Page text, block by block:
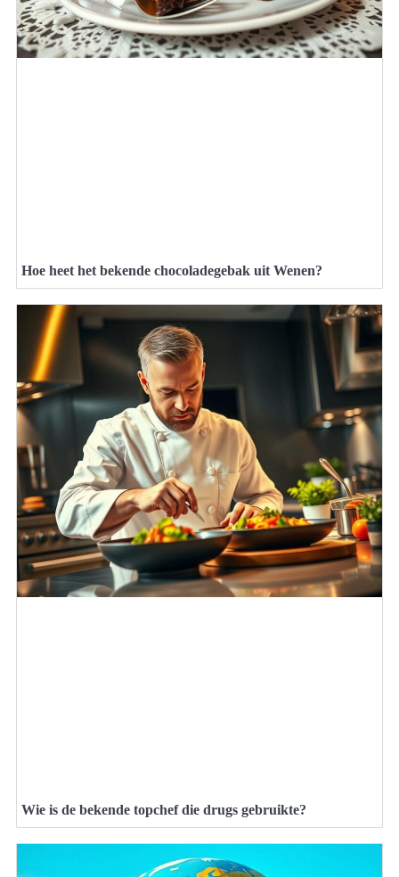
Hoe heet het bekende chocoladegebak uit Wenen?
Wie is de bekende topchef die drugs gebruikte?